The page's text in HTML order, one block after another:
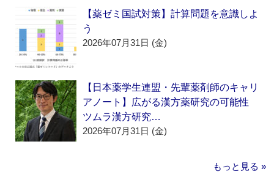
【薬ゼミ国試対策】計算問題を意識しよ
う
2026年07月31日 (金)
【日本薬学生連盟・先輩薬剤師のキャリ
アノート】広がる漢方薬研究の可能性
ツムラ漢方研究…
2026年07月31日 (金)
もっと見る »